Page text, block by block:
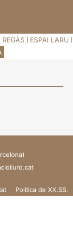
ESPAI LARU
Politica de XX.SS.